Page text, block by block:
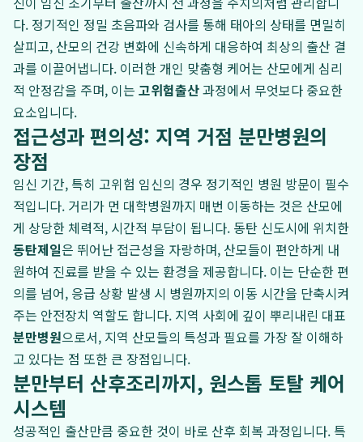
다. 정기적인 정밀 초음파와 검사를 통해 태아의 상태를 면밀히
살피고, 산모의 건강 변화에 신속하게 대응하여 최상의 출산 결
과를 이끌어냅니다. 이러한 개인 맞춤형 케어는 산모에게 심리
적 안정감을 주며, 이는 고위험출산과정에서 무엇보다 중요한
요소입니다.
접근성과 편의성: 지역 거점 분만병원의
장점
임신 기간, 특히 고위험 임신의 경우 정기적인 병원 방문이 필수
적입니다. 거리가 먼 대학병원까지 매번 이동하는 것은 산모에
게 상당한 체력적, 시간적 부담이 됩니다. 동탄 신도시에 위치한
동탄제일은 뛰어난 접근성을 자랑하며, 산모들이 편안하게 내
원하여 진료를 받을 수 있는 환경을 제공합니다. 이는 단순한 편
의를 넘어, 응급 상황 발생 시 병원까지의 이동 시간을 단축시켜
주는 안전장치 역할도 합니다. 지역 사회에 깊이 뿌리내린 대표
분만병원으로서, 지역 산모들의 특성과 필요를 가장 잘 이해하
고 있다는 점 또한 큰 장점입니다.
분만부터 산후조리까지, 원스톱 토탈 케어
시스템
성공적인 출산만큼 중요한 것이 바로 산후 회복 과정입니다. 특